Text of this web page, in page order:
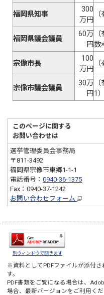
福岡県知事
300
万円
福岡県議会議員
60万
円数
宗像市長
100
万円
宗像市議会議員
30万
円1
このページに関する
お問い合わせは
選挙管理委員会事務局
〒811-3492
福岡県宗像市東郷1-1-1
電話番号：0940-36-1375
Fax：0940-37-1242
お問い合わせフォーム
別ウィンドウで開きます
※資料としてPDFファイルが添付さ
す。
PDF書類をご覧になる場合は、
場合、最新バージョンをご利用くだ